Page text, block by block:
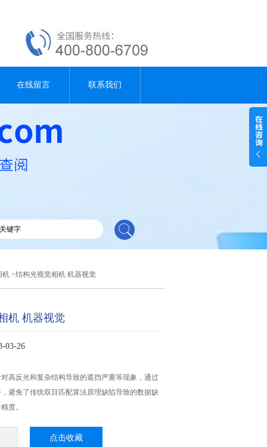
在线留言 联系我们
机 >结构光视觉相机 机器视觉
机 机器视觉
03-26
高反光和复杂结构导致的遮挡严重等现象，通过
避免了传统双目匹配算法原理缺陷导致的数据缺
度。
点击收藏